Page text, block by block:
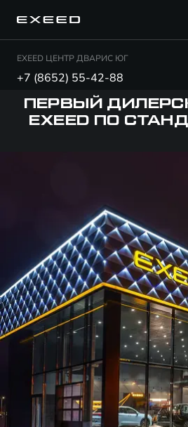
EXEED ЦЕНТР ДВАРИС ЮГ
+7 (8652) 55-42-88
ПЕРВЫЙ
EXEED ПО